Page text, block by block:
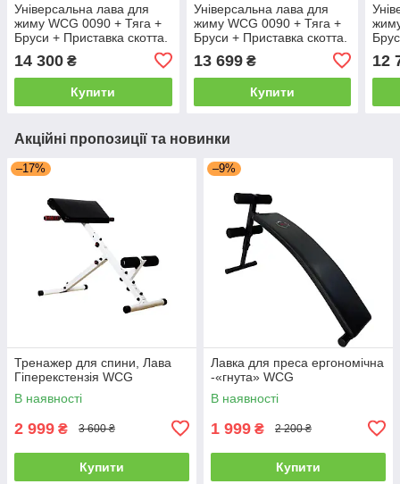
Універсальна лава для
жиму WCG 0090 + Тяга +
Бруси + Приставка скотта.
Набір HARD штанга 148 кг
14 300 ₴
Купити
Універсальна лава для
жиму WCG 0090 + Тяга +
Бруси + Приставка скотта.
Набір HARD штанга 128 кг
13 699₴
Купити
12
Акційні пропозиції та новинки
–17%
Тренажер для спини, Лава
Гіперекстензія WCG
В наявності
2 999 ₴ 3 600 ₴
Купити
–9%
Лавка для преса ергономічна
-«гнута» WCG
В наявності
1 999 ₴ 2 200 ₴
Купити